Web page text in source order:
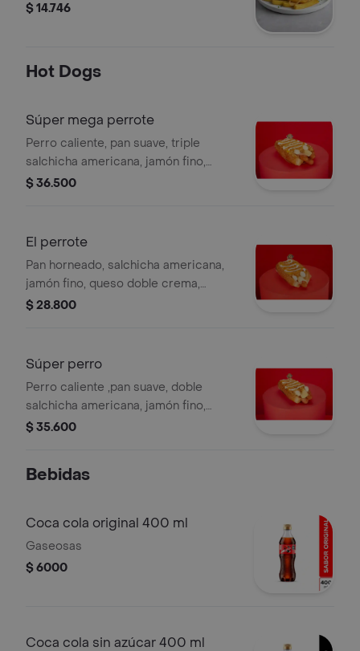
$ 14.746
Hot Dogs
Súper mega perrote
Perro caliente, pan suave, triple
salchicha americana, jamón fino,
queso doble crema, 3 huevos de
$ 36.500
El perrote
Pan horneado, salchicha americana,
jamón fino, queso doble crema,
cebolla finamente picada desangrada,
$ 28.800
Súper perro
Perro caliente ,pan suave, doble
salchicha americana, jamón fino,
queso doble crema, 3 huevos de
$ 35.600
Bebidas
Coca cola original 400 ml
Gaseosas
$ 6000
Coca cola sin azúcar 400 ml